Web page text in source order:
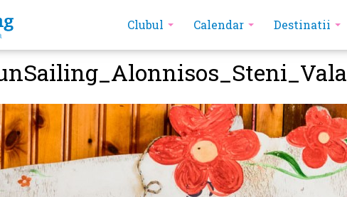
Clubul Calendar Destinatii